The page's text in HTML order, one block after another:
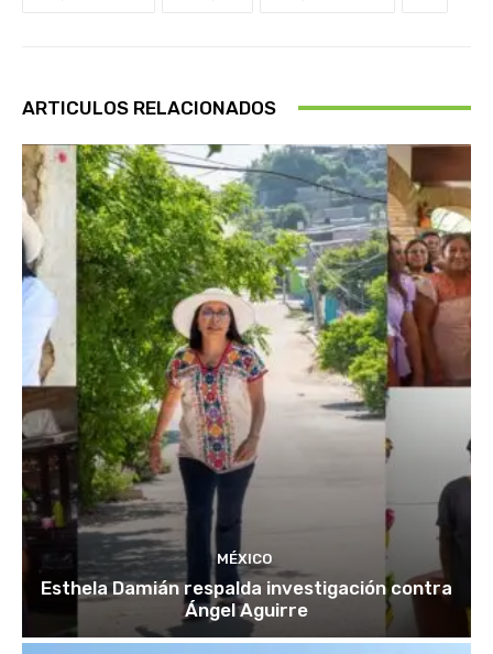
ARTICULOS RELACIONADOS
MÉXICO
Esthela Damián respalda investigación contra
Ángel Aguirre